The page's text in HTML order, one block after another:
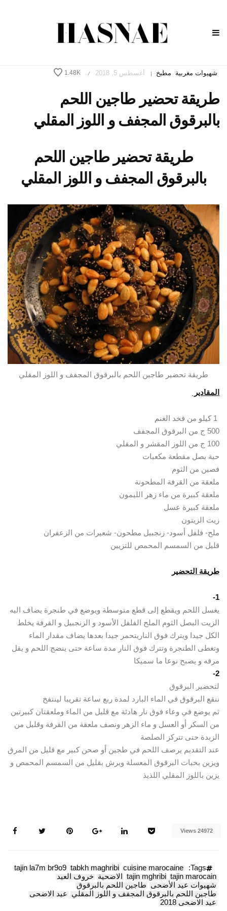
شهيوات مغربية مطبخ | أغسطس 5, 2018 /
1.48K
طريقة تحضير طاجين اللحم
بالبرقوق المجفف و اللوز المقلي
طريقة تحضير طاجين اللحم
بالبرقوق المجفف و اللوز المقلي
طريقة تحضير طاجين اللحم بالبرقوق المجفف و اللوز المقلي
المقادير
500 ج من البرقوق المجفف
100 ج من اللوز المقشر و المقلي
حبة بصل مقطعة مكعبات
فصين من الثوم
ملعقة من القرفة المطحونة
ملعقة كبيرة من ماء زهر الليمون
ملعقة كبيرة عسل
زيت الزيتون
ملح- فلفل أسود- زنجبيل مطحون- شعيرات من الزعفران
قليل من السمسم المحمص للتزيين
طريقة التحضير
1-
يغسل اللحم ويقطع إلى قطع متوسطة ويوضع في طنجرة يضاف اليه
الزيت البصل الثوم الملح الفلفل الأسود و الزنجبيل و القرفة يخلط
الكل جيدا ويترك فوق الناريتحمر جيدا بعدها يضاف مقدار الماء
وتغطى الطنجرة وتترك فوق النار مدة ساعة حتى ينضج اللحم و يقل
مرقه و يصبح نوعا ما سميكا
2-
لتحضير البرقوق
ننقع البرقوق في الماء البارد لمدة ربع ساعة تقريبا لينتفخ
ثم يوضع في وعاء فوق نار هادئة مع قليل من الماء وملعقتان كبيرتين
من السكر أو العسل و ماء الزهر ونصف ملعقة من القرفة وقليل من
الزبدة حتى تتركز الصلصة
عند التقديم يرصف اللحم في طجين أو صحن كبير مع قليل من المرق
ويزين بحبات البرقوق المعسلة ويرش بقليل من السمسم المحمص و
يزين باللوز المقلي اللذيذ
24972 Views
Tags:
cuisine marocaine
tabkh maghribi
tajin la7m br9o9
tajin marocain
tajin mghribi الاضحية خروف العيد
شهيوات عيد الأضحى طاجين اللحم بالبرقوق
طاجين اللحم بالبرقوق المجفف و اللوز المقلي عيد الاضحى
عيد الاضحى 2018